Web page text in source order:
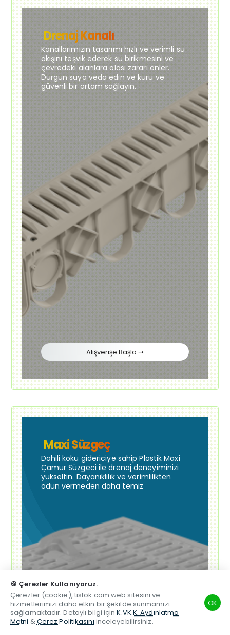
TSM Hesabım Whatsapp Telefon Beğenilen
🍪 Çerezler Kullanıyoruz.
Çerezler (cookie), tistok.com web sitesini ve
hizmetlerimizi daha etkin bir şekilde sunmamızı
sağlamaktadır. Detaylı bilgi içinK.VK.K. Aydınlatma
Metni &Çerez Politikasını inceleyebilirsiniz.
OK
Drenaj Kanalı
Kanallarımızın tasarımı hızlı ve verimli su
akışını teşvik ederek su birikmesini ve
çevredeki alanlara olası zararı önler.
Durgun suya veda edin ve kuru ve
güvenli bir ortam sağlayın.
Alışverişe Başla ➝
Maxi Süzgeç
Dahili koku gidericiye sahip Plastik Maxi
Çamur Süzgeci ile drenaj deneyiminizi
yükseltin. Dayanıklılık ve verimlilikten
ödün vermeden daha temiz